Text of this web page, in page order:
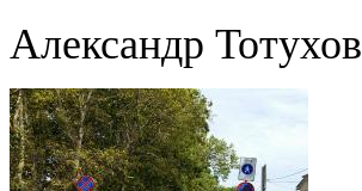
Александр Тотухов